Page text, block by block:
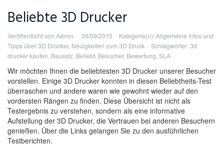
Beliebte 3D Drucker
Veröffentlicht von Admin 26/09/2015 Kategorie(n):Allgemeine Infos und
Tipps über 3D Drucker, Neuigkeiten zum 3D Druck Schlagwörter:3d
drucker kaufen, Bausatz, Beliebt, Besucher, Bewertung, SLA
Wir möchten Ihnen die beliebtesten 3D Drucker unserer Besucher
vorstellen. Einige 3D Drucker konnten in diesen Beliebtheits-Test
überraschen und andere waren wie gewohnt wieder auf den
vordersten Rängen zu finden. Diese Übersicht ist nicht als
Testergebnis zu verstehen, sondern als eine informative
Aufstellung der 3D Drucker, die Vertrauen bei anderen Besuchern
genießen. Über die Links gelangen Sie zu den ausführlichen
Testberichten.